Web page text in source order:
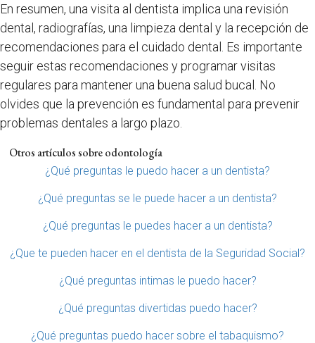
En resumen, una visita al dentista implica una revisión
dental, radiografías, una limpieza dental y la recepción de
recomendaciones para el cuidado dental. Es importante
seguir estas recomendaciones y programar visitas
regulares para mantener una buena salud bucal. No
olvides que la prevención es fundamental para prevenir
problemas dentales a largo plazo.
Otros artículos sobre odontología
¿Qué preguntas le puedo hacer a un dentista?
¿Qué preguntas se le puede hacer a un dentista?
¿Qué preguntas le puedes hacer a un dentista?
¿Que te pueden hacer en el dentista de la Seguridad Social?
¿Qué preguntas intimas le puedo hacer?
¿Qué preguntas divertidas puedo hacer?
¿Qué preguntas puedo hacer sobre el tabaquismo?